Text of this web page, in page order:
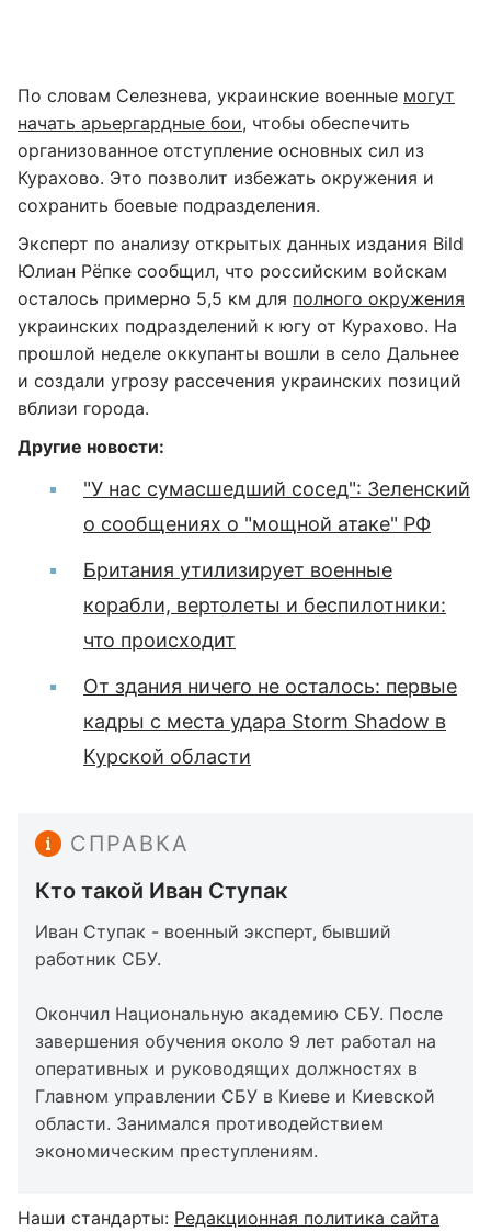
По словам Селезнева, украинские военные могут
начать арьергардные бои, чтобы обеспечить
организованное отступление основных сил из
Курахово. Это позволит избежать окружения и
сохранить боевые подразделения.
Эксперт по анализу открытых данных издания Bild
Юлиан Рёпке сообщил, что российским войскам
осталось примерно 5,5 км для полного окружения
украинских подразделений к югу от Курахово. На
прошлой неделе оккупанты вошли в село Дальнее
и создали угрозу рассечения украинских позиций
вблизи города.
Другие новости:
"У нас сумасшедший сосед": Зеленский
о сообщениях о "мощной атаке" РФ
Британия утилизирует военные
корабли, вертолеты и беспилотники:
что происходит
От здания ничего не осталось: первые
кадры с места удара Storm Shadow в
Курской области
СПРАВКА
Кто такой Иван Ступак
Иван Ступак - военный эксперт, бывший
работник СБУ.
Окончил Национальную академию СБУ. После
завершения обучения около 9 лет работал на
оперативных и руководящих должностях в
Главном управлении СБУ в Киеве и Киевской
области. Занимался противодействием
экономическим преступлениям.
Наши стандарты: Редакционная политика сайта